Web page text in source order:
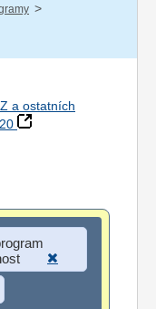
/
a ostatních